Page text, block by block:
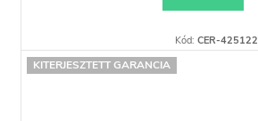
Kód:CER-425122
KITERJESZTETT GARANCIA